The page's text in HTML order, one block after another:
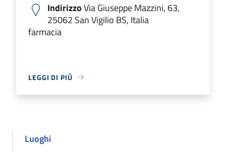
IndirizzoVia Giuseppe Mazzini, 63,
25062 San Vigilio BS, Italia
farmacia
LEGGI DI PIÙ
Luoghi